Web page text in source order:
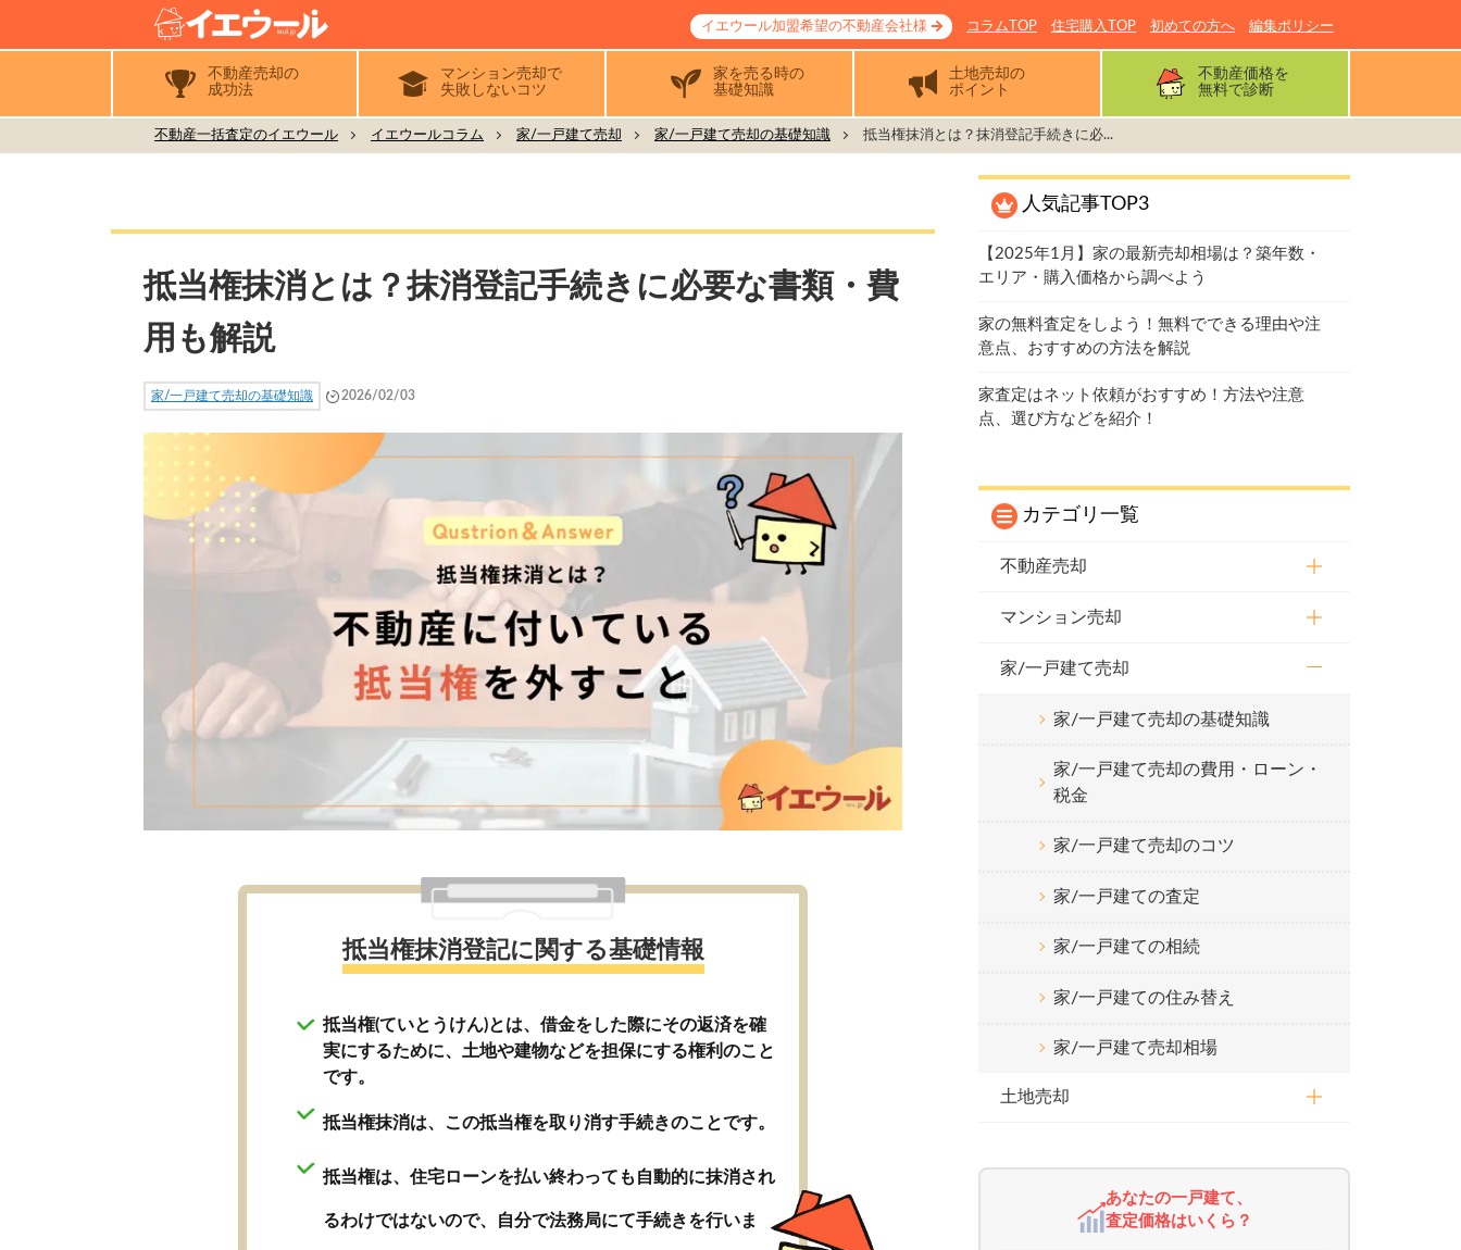
イエウール加盟希望の不動産会社様 コラムTOP 住宅購入TOP 初めての方へ 編集ポリシー
不動産売却の
成功法
マンション売却で
失敗しないコツ
家を売る時の
基礎知識
土地売却の
ポイント
不動産価格を
無料で診断
不動産一括査定のイエウール イエウールコラム 家/一戸建て売却 家/一戸建て売却の基礎知識 抵当権抹消とは？抹消登記手続きに必...
抵当権抹消とは？抹消登記手続きに必要な書類・費
用も解説
家/一戸建て売却の基礎知識 2026/02/03
抵当権抹消登記に関する基礎情報
抵当権(ていとうけん)とは、借金をした際にその返済を確
実にするために、土地や建物などを担保にする権利のこと
です。
抵当権抹消は、この抵当権を取り消す手続きのことです。
抵当権は、住宅ローンを払い終わっても自動的に抹消され
るわけではないので、自分で法務局にて手続きを行いま
人気記事TOP3
【2025年1月】家の最新売却相場は？築年数・
エリア・購入価格から調べよう
家の無料査定をしよう！無料でできる理由や注
意点、おすすめの方法を解説
家査定はネット依頼がおすすめ！方法や注意
点、選び方などを紹介！
カテゴリ一覧
不動産売却
マンション売却
家/一戸建て売却
家/一戸建て売却の基礎知識
家/一戸建て売却の費用・ローン・
税金
家/一戸建て売却のコツ
家/一戸建ての査定
家/一戸建ての相続
家/一戸建ての住み替え
家/一戸建て売却相場
土地売却
あなたの一戸建て、
査定価格はいくら？